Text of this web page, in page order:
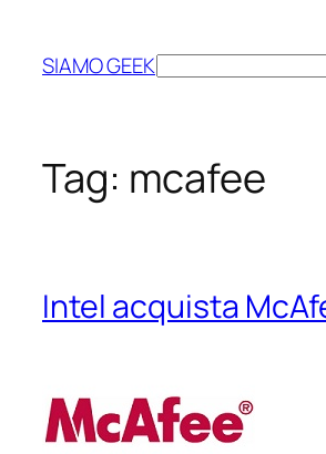
contenuto
SIAMO GEEKCerca
Tag: mcafee
Intel acquista